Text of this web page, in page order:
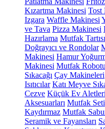
Kızartma Makinesi Tost
Izgara Waffle Makinesi
ve Tava Pizza Makinesi
Hazırlama Mutfak Tartısı
Doğrayıcı ve Rondolar
Makinesi Hamur
Makinesi Mutfak Robotu
Sıkacağı Çay Makineleri
Isıtıcılar Katı Meyve
Cezve Küçük Ev Aletleri
Aksesuarları Mutfak Seti
Kaydırmaz Mutfak
Seramik ve Fayansları